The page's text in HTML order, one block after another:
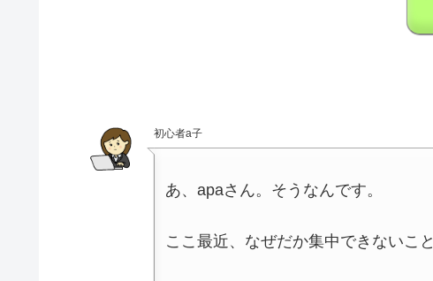
初心者a子
あ、apaさん。そうなんです。
ここ最近、なぜだか集中できないこ